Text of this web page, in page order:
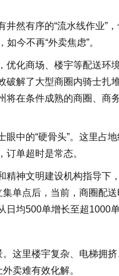
然有序的“流水线作业”
今不再“外卖焦虑”。
优化商场、楼宇等配送环
破解了大型商圈内骑士扎
将在条件成熟的商圈、商
眼中的“硬骨头”。这里占
单超时是常态。
精神文明建设机构指导下
单点后，当前，商圈配
均500单增长至超1000
。这里楼宇复杂、电梯拥
卖难有效化解。